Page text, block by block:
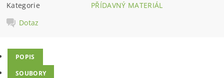
Kategorie
PŘÍDAVNÝ MATERIÁL
Dotaz
POPIS
SOUBORY